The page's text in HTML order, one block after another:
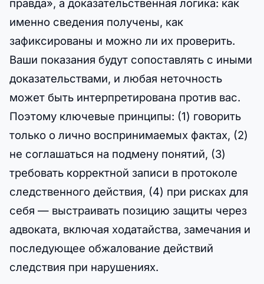
правда», а доказательственная логика: как
именно сведения получены, как
зафиксированы и можно ли их проверить.
Ваши показания будут сопоставлять с иными
доказательствами, и любая неточность
может быть интерпретирована против вас.
Поэтому ключевые принципы: (1) говорить
только о лично воспринимаемых фактах, (2)
не соглашаться на подмену понятий, (3)
требовать корректной записи в протоколе
следственного действия, (4) при рисках для
себя — выстраивать позицию защиты через
адвоката, включая ходатайства, замечания и
последующее обжалование действий
следствия при нарушениях.